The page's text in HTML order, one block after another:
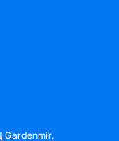
Gardenmir,